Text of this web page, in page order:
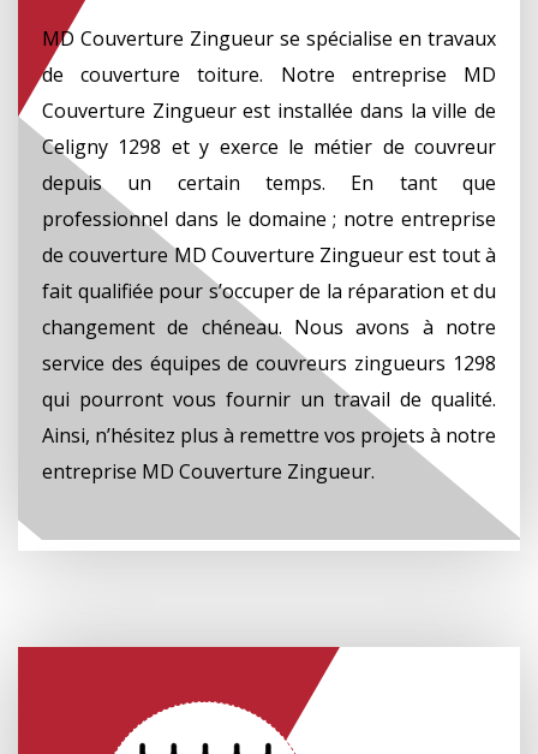
MD Couverture Zingueur se spécialise en travaux
de couverture toiture. Notre entreprise MD
Couverture Zingueur est installée dans la ville de
Celigny 1298 et y exerce le métier de couvreur
depuis un certain temps. En tant que
professionnel dans le domaine ; notre entreprise
de couverture MD Couverture Zingueur est tout à
fait qualifiée pour s’occuper de la réparation et du
changement de chéneau. Nous avons à notre
service des équipes de couvreurs zingueurs 1298
qui pourront vous fournir un travail de qualité.
Ainsi, n’hésitez plus à remettre vos projets à notre
entreprise MD Couverture Zingueur.